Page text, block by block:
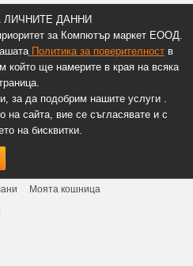
ДАННИ
за Компютър маркет ЕООД.
Политика за поверителноств
който ще намерите в края на всяка
за да подобрим нашите услуги .
на сайта, вие се съгласявате и с
на бисквитки.
Моята кошница